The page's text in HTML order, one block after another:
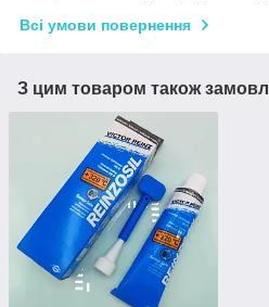
Всі умови повернення
З цим товаром також